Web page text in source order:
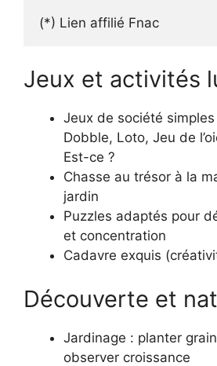
(*) Lien affilié Fnac
Jeux et activités
Jeux de société
Dobble, Loto, Jeu de
Est-ce ?
Chasse au trésor à la
jardin
Puzzles adaptés pour
et concentration
Cadavre exquis
Découverte et
Jardinage : planter
observer croissance